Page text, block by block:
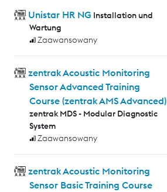
Unistar HR NG Installation und
Wartung
Zaawansowany
zentrak Acoustic Monitoring
Sensor Advanced Training
Course (zentrak AMS Advanced)
zentrak MDS - Modular Diagnostic
System
Zaawansowany
zentrak Acoustic Monitoring
Sensor Basic Training Course